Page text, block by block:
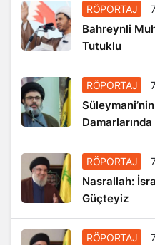
RÖPORTAJ
Bahreynli
Tutuklu
RÖPORTAJ
RÖPORTAJ
Nasrallah:
Güçteyiz
RÖPORTAJ